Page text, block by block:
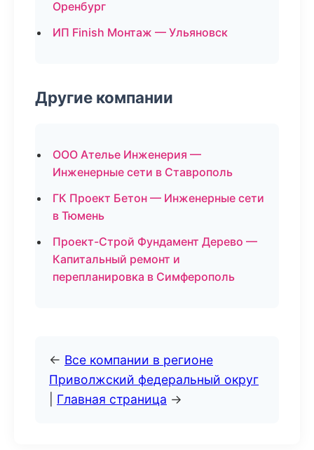
Оренбург
ИП Finish Монтаж — Ульяновск
Другие компании
ООО Ателье Инженерия —
Инженерные сети в Ставрополь
ГК Проект Бетон — Инженерные сети
в Тюмень
Проект-Строй Фундамент Дерево —
Капитальный ремонт и
перепланировка в Симферополь
← Все компании в регионе
Приволжский федеральный округ
Главная страница →